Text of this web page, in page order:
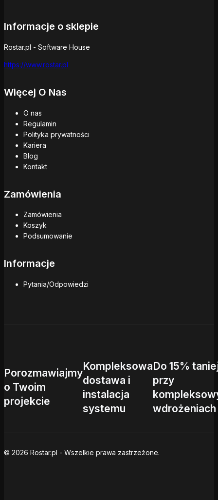
Informacje o sklepie
Rostar.pl - Software House
https://www.rostar.pl
Więcej O Nas
O nas
Regulamin
Polityka prywatności
Kariera
Blog
Kontakt
Zamówienia
Zamówienia
Koszyk
Podsumowanie
Informacje
Pytania/Odpowiedzi
Porozmawiajmy
o Twoim
projekcie
Kompleksowa
dostawa i
instalacja
systemu
Do 15%
przy
wdrożeniach
© 2026 Rostar.pl - Wszelkie prawa zastrzeżone.